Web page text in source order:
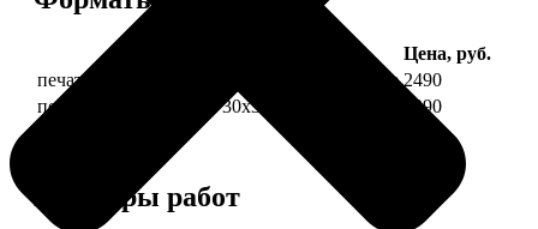
Цена, руб.
печать фото на холсте 30х30 на подрамнике 2490
печать фото на холсте 30х30 в раме
4990
Примеры работ